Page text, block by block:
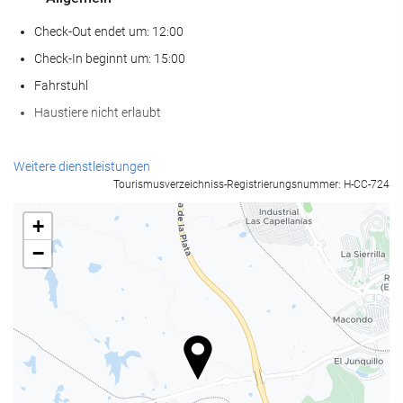
Check-Out endet um: 12:00
Check-In beginnt um: 15:00
Fahrstuhl
Haustiere nicht erlaubt
Nahrungsmittel und Getränke
Bar
Café in der Unterkunft
Wellness
Dampfbad/Türkisches Bad
Sauna
Weitere dienstleistungen
Tourismusverzeichniss-Registrierungsnummer: H-CC-724
+
−